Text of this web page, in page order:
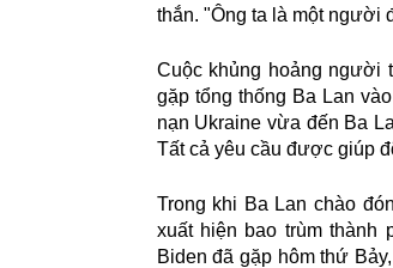
thắn. "Ông ta l à một người
Cuộc khủng hoảng người
gặp tổng thống Ba Lan
nạn Ukraine vừa đến Ba
Tất cả yêu cầu được giúp
Trong khi Ba Lan chào
xuất hiện bao trùm thành
Biden đã gặp hôm thứ